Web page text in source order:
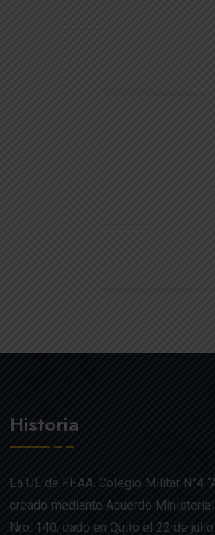
Historia
La UE de FF.AA. Colegio Militar N°4
creado mediante Acuerdo
Nro. 140, dado en Quito el 22 de